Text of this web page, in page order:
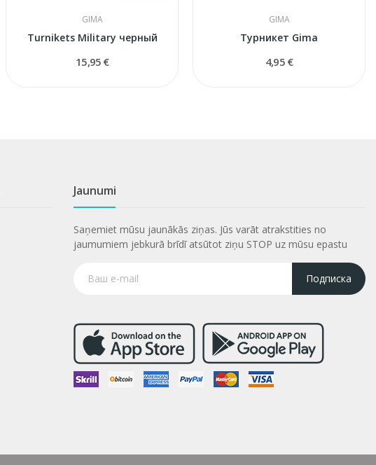
GIMA
Turnikets Military черный
15,95 €
GIMA
Турникет Gima
4,95 €
Jaunumi
Saņemiet mūsu jaunākās ziņas. Jūs varāt atrakstities no
jaumumiem jebkurā brīdī atsūtot ziņu STOP uz mūsu epastu
Подписка